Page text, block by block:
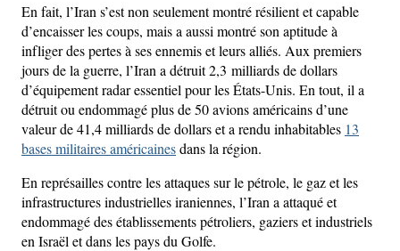
En fait, l’Iran s’est non seulement montré résilient et capable
d’encaisser les coups, mais a aussi montré son aptitude à
infliger des pertes à ses ennemis et leurs alliés. Aux premiers
jours de la guerre, l’Iran a détruit 2,3 milliards de dollars
d’équipement radar essentiel pour les États-Unis. En tout, il a
détruit ou endommagé plus de 50 avions américains d’une
valeur de 41,4 milliards de dollars et a rendu inhabitables 13
bases militaires américainesdans la région.
En représailles contre les attaques sur le pétrole, le gaz et les
infrastructures industrielles iraniennes, l’Iran a attaqué et
endommagé des établissements pétroliers, gaziers et industriels
en Israël et dans les pays du Golfe.